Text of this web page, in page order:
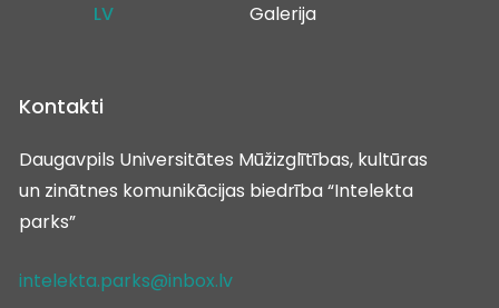
LV
Galerija
Kontakti
Daugavpils Universitātes Mūžizglītības, kultūras
un zinātnes komunikācijas biedrība “Intelekta
parks”
intelekta.parks@inbox.lv